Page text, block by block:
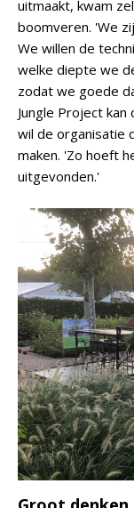
uitmaakt, kwam
boomveren. 'We
We willen de
welke diepte we
zodat we goede
Jungle Project
wil de organisatie
maken. 'Zo hoeft
uitgevonden.'